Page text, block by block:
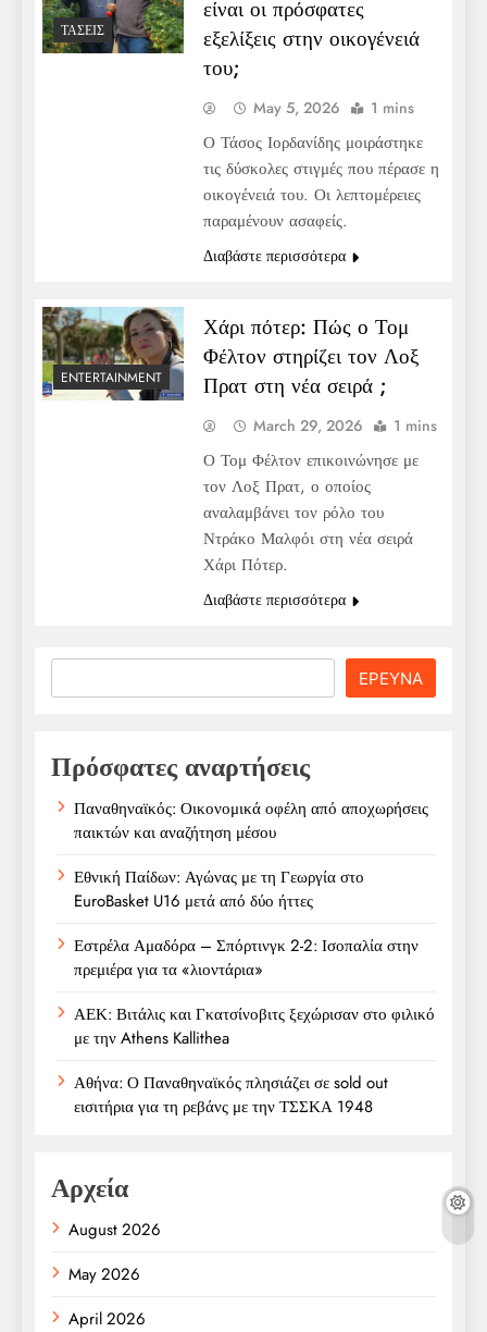
ΤΆΣΕΙΣ
είναι οι πρόσφατες
εξελίξεις στην οικογένειά
του;
May 5, 2026 1 mins
Ο Τάσος Ιορδανίδης μοιράστηκε
τις δύσκολες στιγμές που πέρασε η
οικογένειά του. Οι λεπτομέρειες
παραμένουν ασαφείς.
Διαβάστε περισσότερα
ENTERTAINMENT
Χάρι πότερ: Πώς ο Τομ
Φέλτον στηρίζει τον Λοξ
Πρατ στη νέα σειρά ;
March 29, 2026 1 mins
Ο Τομ Φέλτον επικοινώνησε με
τον Λοξ Πρατ, ο οποίος
αναλαμβάνει τον ρόλο του
Ντράκο Μαλφόι στη νέα σειρά
Χάρι Πότερ.
Διαβάστε περισσότερα
ΕΡΕΥΝΑ
Πρόσφατες αναρτήσεις
Παναθηναϊκός: Οικονομικά οφέλη από αποχωρήσεις
παικτών και αναζήτηση μέσου
Εθνική Παίδων: Αγώνας με τη Γεωργία στο
EuroBasket U16 μετά από δύο ήττες
Εστρέλα Αμαδόρα – Σπόρτινγκ 2-2: Ισοπαλία στην
πρεμιέρα για τα «λιοντάρια»
ΑΕΚ: Βιτάλις και Γκατσίνοβιτς ξεχώρισαν στο φιλικό
με την Athens Kallithea
Αθήνα: Ο Παναθηναϊκός πλησιάζει σε sold out
εισιτήρια για τη ρεβάνς με την ΤΣΣΚΑ 1948
Αρχεία
August 2026
May 2026
April 2026